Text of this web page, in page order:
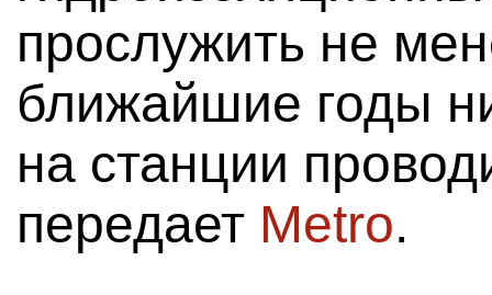
прослужить не
ближайшие годы
на станции
передает Metro.